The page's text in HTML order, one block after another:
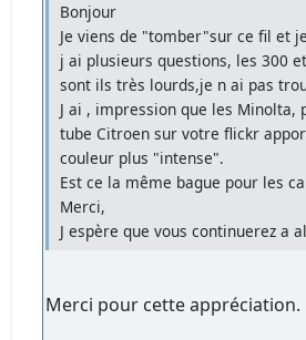
Bonjour
Je viens de "tomber"sur ce fil et
j ai plusieurs questions, les 300
sont ils très lourds,je n ai pas
J ai , impression que les Minolta,
tube Citroen sur votre flickr
couleur plus "intense".
Est ce la même bague pour les
Merci,
J espère que vous continuerez a
Merci pour cette appréciation.